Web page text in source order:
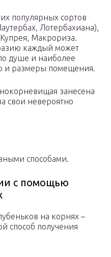
популярных сортов
Лотербахиана),
Макрориза.
каждый может
душе и наиболее
и размеры помещения.
занесена
свои невероятно
способами.
с помощью
на корнях –
способ получения